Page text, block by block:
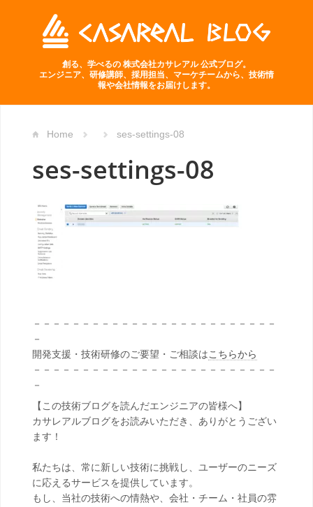
創る、学べるの 株式会社カサレアル 公式ブログ。
エンジニア、研修講師、採用担当、マーケチームから、技術情
報や会社情報をお届けします。
Home ses-settings-08
ses-settings-08
－－－－－－－－－－－－－－－－－－－－－－－－－
－
開発支援・技術研修のご要望・ご相談はこちらから
－－－－－－－－－－－－－－－－－－－－－－－－－
－
【この技術ブログを読んだエンジニアの皆様へ】
カサレアルブログをお読みいただき、ありがとうござい
ます！
私たちは、常に新しい技術に挑戦し、ユーザーのニーズ
に応えるサービスを提供しています。
もし、当社の技術への情熱や、会社・チーム・社員の雰